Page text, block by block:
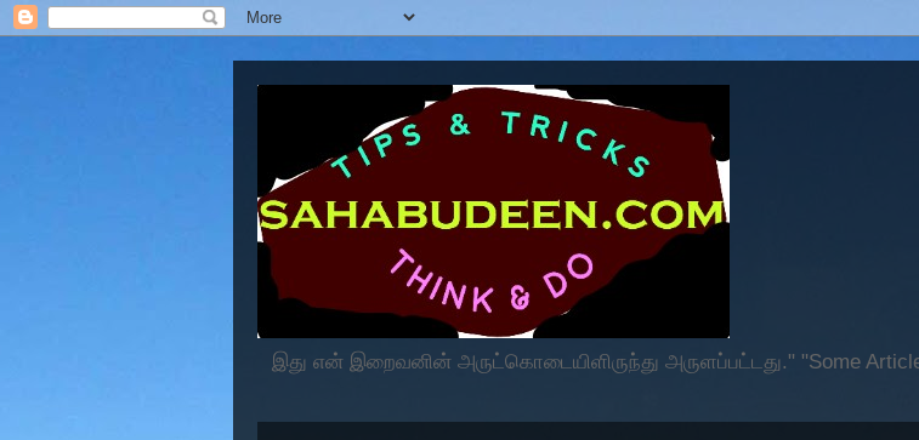
இது என் இறைவனின் அருட்கொடையிளிருந்து அருளப்பட்டது." "Some